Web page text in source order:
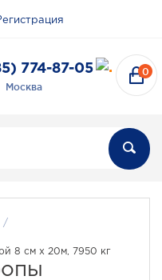
774-87-05
Москва
0
/
8 см х 20м, 7950 кг